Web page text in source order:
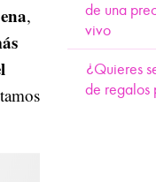
de una
vivo
¿Quieres
de regalos
,